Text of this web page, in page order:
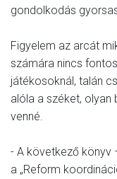
gondolkodás
Figyelem az arcát
számára nincs
játékosoknál, talán
alóla a széket, olyan
venné.
- A következő könyv
a „Reform